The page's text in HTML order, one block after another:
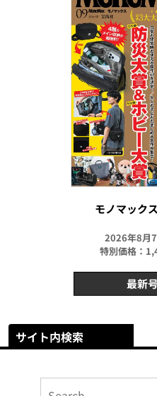
モノマック
2026年8月
特別価格：
最新
サイト内検索